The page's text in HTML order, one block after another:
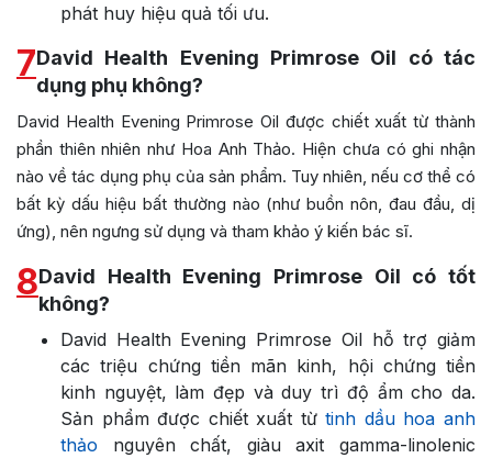
phát huy hiệu quả tối ưu.
7David Health Evening Primrose Oil có tác
dụng phụ không?
David Health Evening Primrose Oil được chiết xuất từ thành
phần thiên nhiên như Hoa Anh Thảo. Hiện chưa có ghi nhận
nào về tác dụng phụ của sản phẩm. Tuy nhiên, nếu cơ thể có
bất kỳ dấu hiệu bất thường nào (như buồn nôn, đau đầu, dị
ứng), nên ngưng sử dụng và tham khảo ý kiến bác sĩ.
8David Health Evening Primrose Oil có tốt
không?
David Health Evening Primrose Oil hỗ trợ giảm
các triệu chứng tiền mãn kinh, hội chứng tiền
kinh nguyệt, làm đẹp và duy trì độ ẩm cho da.
Sản phẩm được chiết xuất từtinh dầu hoa anh
thảo nguyên chất, giàu axit gamma-linolenic